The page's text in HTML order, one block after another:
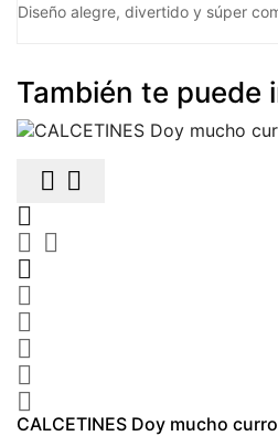
Diseño alegre, divertido y súper
También te puede
 

 






CALCETINES Doy mucho curro